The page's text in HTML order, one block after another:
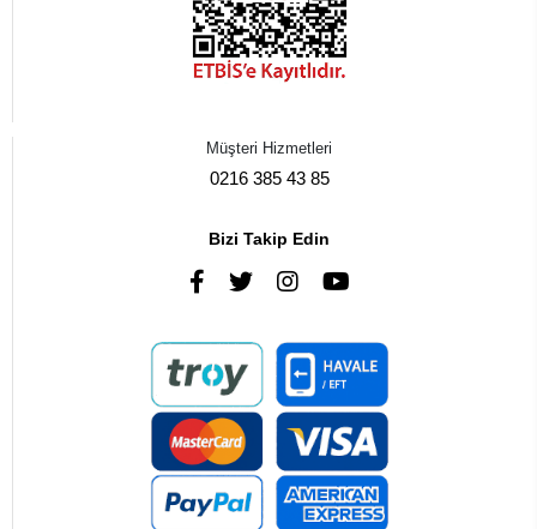
Müşteri Hizmetleri
0216 385 43 85
Bizi Takip Edin